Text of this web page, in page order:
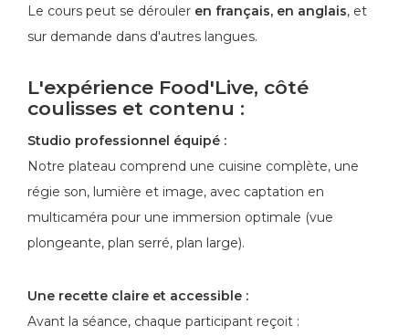
Le cours peut se dérouler en français, en anglais, et
sur demande dans d'autres langues.
L'expérience Food'Live, côté
coulisses et contenu :
Studio professionnel équipé :
Notre plateau comprend une cuisine complète, une
régie son, lumière et image, avec captation en
multicaméra pour une immersion optimale (vue
plongeante, plan serré, plan large).
Une recette claire et accessible :
Avant la séance, chaque participant reçoit :